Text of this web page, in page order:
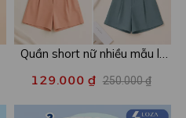
Quần short nữ nhiều mẫu lẻ
còn 99k/c - Loza XA016
129.000 ₫ 250.000 ₫